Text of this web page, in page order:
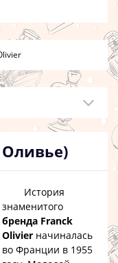
История
знаменитого
бренда Franck
Olivier начиналась
во Франции в 1955